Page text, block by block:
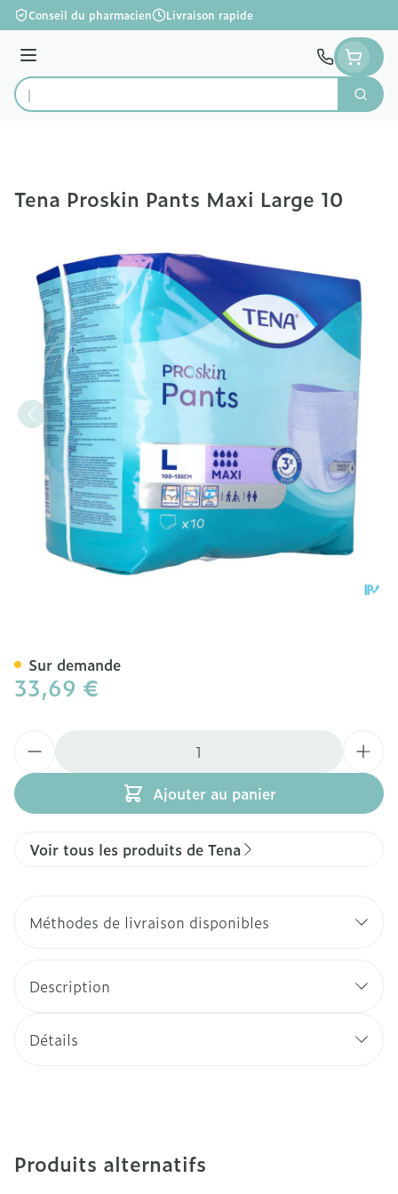
Aller au contenu
Conseil du pharmacien Livraison rapide
Menu
Rechercher
Tena Proskin Pants Maxi Large 10
33,69 €
Ajouter au panier
Sur demande
Voir tous les produits de Tena
Méthodes de livraison disponibles
Description
Détails
Produits alternatifs